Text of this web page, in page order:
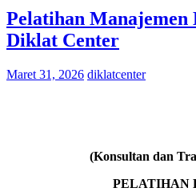
Pelatihan Manajemen
Diklat Center
Maret 31, 2026 diklatcenter
(Konsultan dan
PELATIHAN